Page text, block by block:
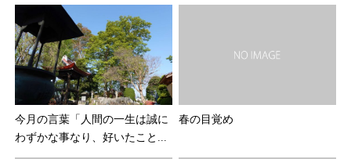
今月の言葉「人間の一生は誠に
わずかな事なり、好いたこと...
春の目覚め